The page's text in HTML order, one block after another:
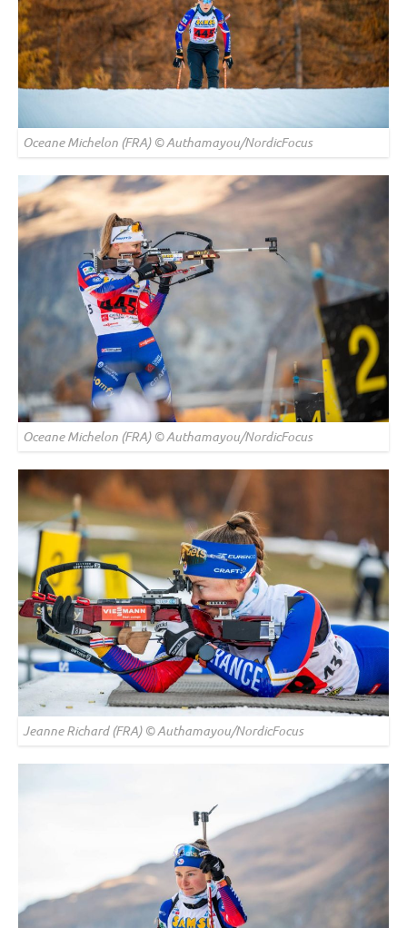
Oceane Michelon (FRA) © Authamayou/NordicFocus
Oceane Michelon (FRA) © Authamayou/NordicFocus
Jeanne Richard (FRA) © Authamayou/NordicFocus